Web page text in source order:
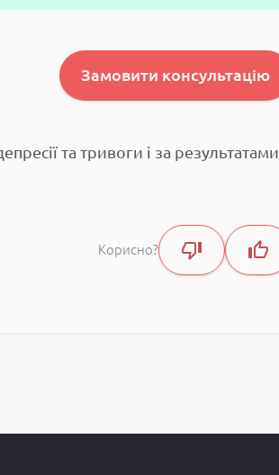
Замовити консультацію
та тривоги і за результатами
Корисно?